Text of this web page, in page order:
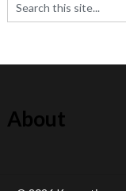
About